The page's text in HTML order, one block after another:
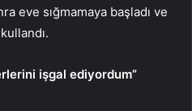
eve sığmamaya başladı ve
işgal ediyordum”